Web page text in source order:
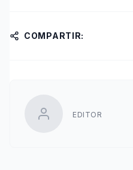
COMPARTIR:
EDITOR